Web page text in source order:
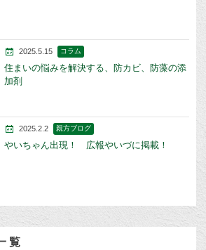
2025.5.15 コラム
住まいの悩みを解決する、防カビ、防藻の添
加剤
2025.2.2 親方ブログ
やいちゃん出現！ 広報やいづに掲載！
覧